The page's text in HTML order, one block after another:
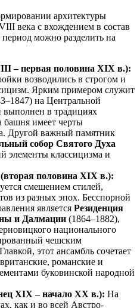
архитектуры
века с вхождением в состав
можно разделить на
– первая половина XIX в.):
возводились в строгом и
Ярким примером служит
на Центральной
выполнен в традициях
башня имеет черты
Другой важный памятник
собор Святого Духа
элементы классицизма и
половина XIX в.):
смешением стилей,
из разных эпох. Бесспорной
является Резиденция
и Далмации (1864–1882),
национального
чешским
этот ансамбль сочетает
романские и
буковинской народной
XIX – начало XX в.): На
как и во всей Австро-